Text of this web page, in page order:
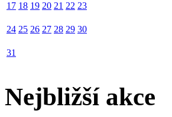
17 18 19 20 21 22 23
24 25 26 27 28 29 30
31
Nejbližší akce